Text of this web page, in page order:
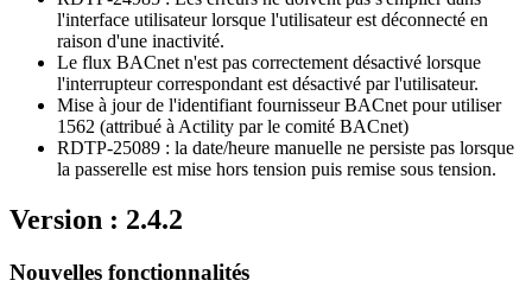
l'interface utilisateur lorsque l'utilisateur est déconnecté en
raison d'une inactivité.
Le flux BACnet n'est pas correctement désactivé lorsque
l'interrupteur correspondant est désactivé par l'utilisateur.
Mise à jour de l'identifiant fournisseur BACnet pour utiliser
1562 (attribué à Actility par le comité BACnet)
RDTP-25089 : la date/heure manuelle ne persiste pas lorsque
la passerelle est mise hors tension puis remise sous tension.
Version : 2.4.2
Nouvelles fonctionnalités